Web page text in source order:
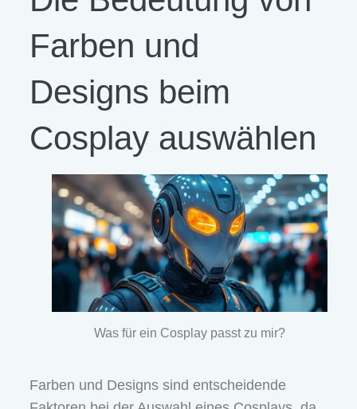
Farben und
Designs beim
Cosplay auswählen
Was für ein Cosplay passt zu mir?
Farben und Designs sind entscheidende